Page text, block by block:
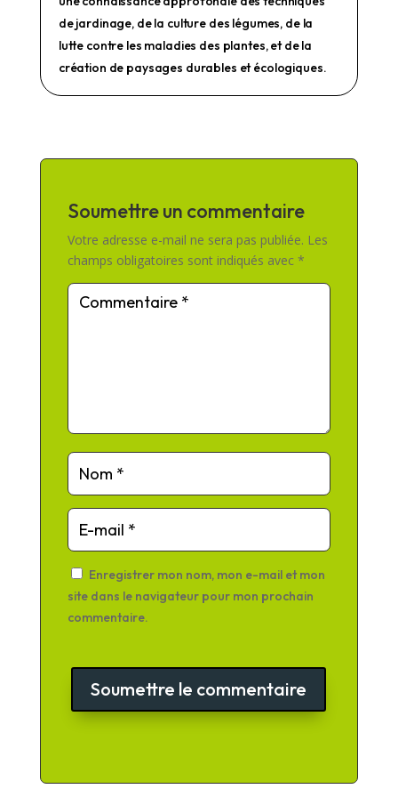
de jardinage, de la culture des légumes, de la
lutte contre les maladies des plantes, et de la
création de paysages durables et écologiques.
Soumettre un commentaire
Votre adresse e-mail ne sera pas publiée. Les
champs obligatoires sont indiqués avec *
Enregistrer mon nom, mon e-mail et mon
site dans le navigateur pour mon prochain
commentaire.
Soumettre le commentaire